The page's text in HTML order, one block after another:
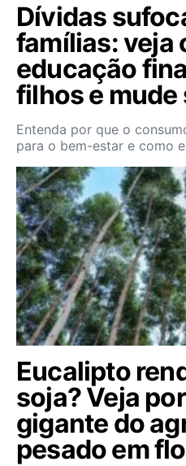
Dívidas
famílias: veja
educação
filhos e mude
Entenda por que o
para o bem-estar e como
Eucalipto
soja? Veja
gigante do
pesado em